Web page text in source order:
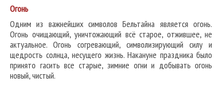
Огонь
Одним из важнейших символов Бельтайна является огонь.
Огонь очищающий, уничтожающий всё старое, отжившее, не
актуальное. Огонь согревающий, символизирующий силу и
щедрость солнца, несущего жизнь. Накануне праздника было
принято гасить все старые, зимние огни и добывать огонь
новый, чистый.